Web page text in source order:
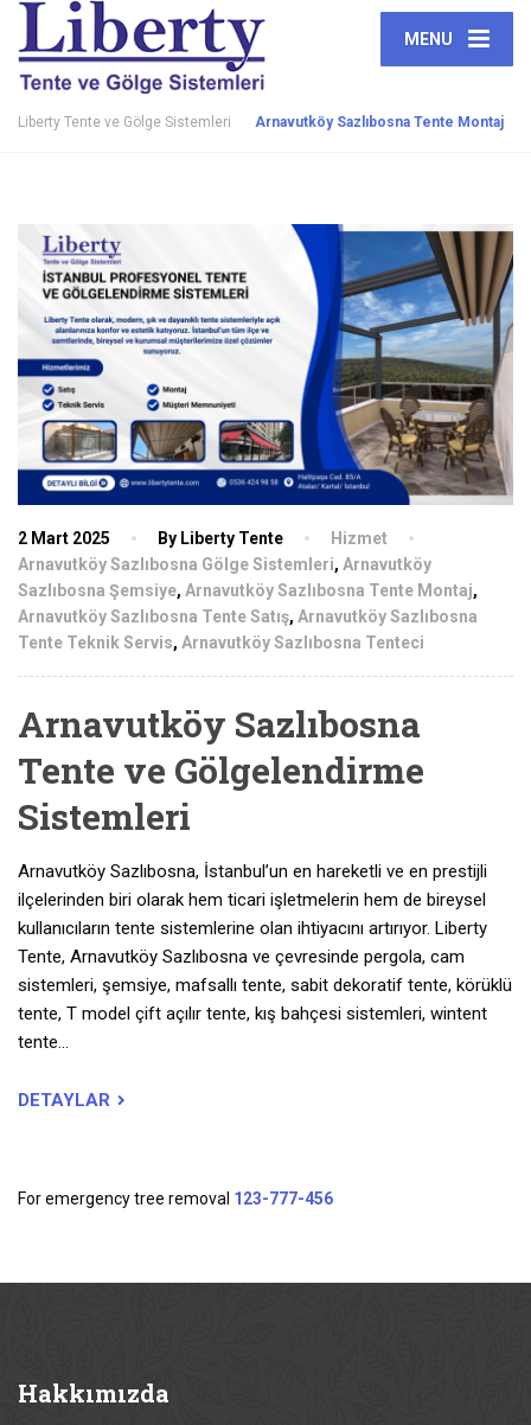
MENU
Liberty Tente ve Gölge Sistemleri Arnavutköy Sazlıbosna Tente Montaj
2 Mart 2025 By Liberty Tente
Hizmet
Arnavutköy Sazlıbosna Gölge Sistemleri, Arnavutköy
Sazlıbosna Şemsiye, Arnavutköy Sazlıbosna Tente Montaj,
Arnavutköy Sazlıbosna Tente Satış, Arnavutköy Sazlıbosna
Tente Teknik Servis, Arnavutköy Sazlıbosna Tenteci
Arnavutköy Sazlıbosna
Tente ve Gölgelendirme
Sistemleri
Arnavutköy Sazlıbosna, İstanbul’un en hareketli ve en prestijli
ilçelerinden biri olarak hem ticari işletmelerin hem de bireysel
kullanıcıların tente sistemlerine olan ihtiyacını artırıyor. Liberty
Tente, Arnavutköy Sazlıbosna ve çevresinde pergola, cam
sistemleri, şemsiye, mafsallı tente, sabit dekoratif tente, körüklü
tente, T model çift açılır tente, kış bahçesi sistemleri, wintent
tente…
DETAYLAR
For emergency tree removal 123-777-456
Hakkımızda